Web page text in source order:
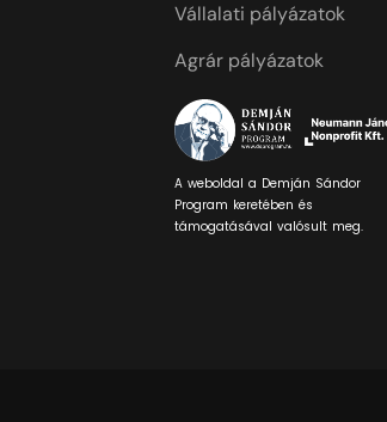
Vállalati pályázatok
Agrár pályázatok
A weboldal a Demján Sándor
Program keretében és
támogatásával valósult meg.